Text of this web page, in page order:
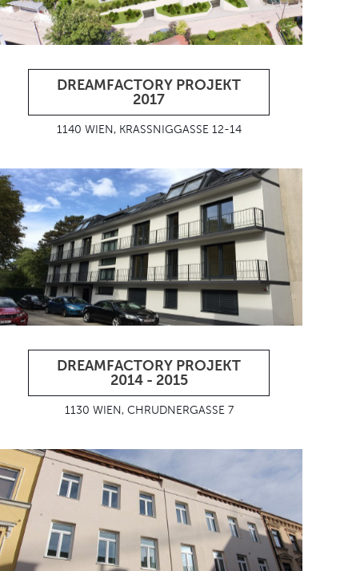
DREAMFACTORY PROJEKT
2017
1140 WIEN, KRASSNIGGASSE 12-14
DREAMFACTORY PROJEKT
2014 - 2015
1130 WIEN, CHRUDNERGASSE 7